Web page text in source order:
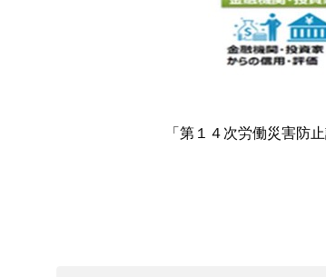
「第１４次労働災害防